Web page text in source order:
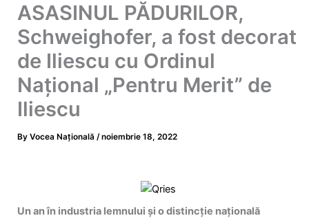
ASASINUL PĂDURILOR,
Schweighofer, a fost decorat
de Iliescu cu Ordinul
Național „Pentru Merit” de
Iliescu
By Vocea Națională /noiembrie 18, 2022
Un an în industria lemnului și o distincție națională